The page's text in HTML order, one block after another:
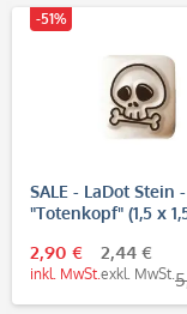
-51%
SALE - LaDot Stein -
"Totenkopf" (1,5 x
2,90 €
inkl. MwSt.
2,44 €
exkl. MwSt.